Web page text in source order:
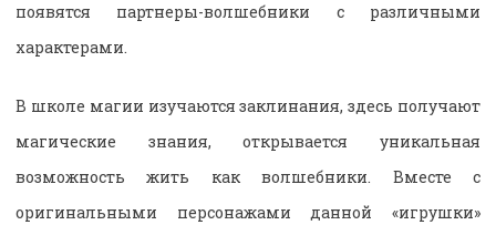
появятся партнеры-волшебники с различными
характерами.
В школе магии изучаются заклинания, здесь получают
магические знания, открывается уникальная
возможность жить как волшебники. Вместе с
оригинальными персонажами данной «игрушки»